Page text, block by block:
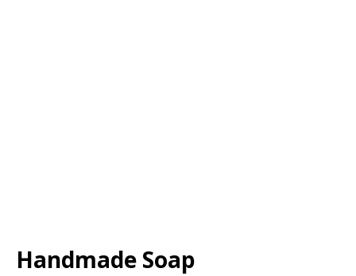
Handmade Soap